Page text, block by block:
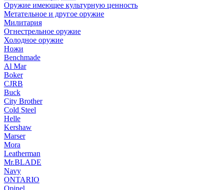
Оружие имеющее культурную ценность
Метательное и другое оружие
Милитария
Огнестрельное оружие
Холодное оружие
Ножи
Benchmade
Al Mar
Boker
CJRB
Buck
City Brother
Cold Steel
Helle
Kershaw
Marser
Mora
Leatherman
Mr.BLADE
Navy
ONTARIO
Opinel